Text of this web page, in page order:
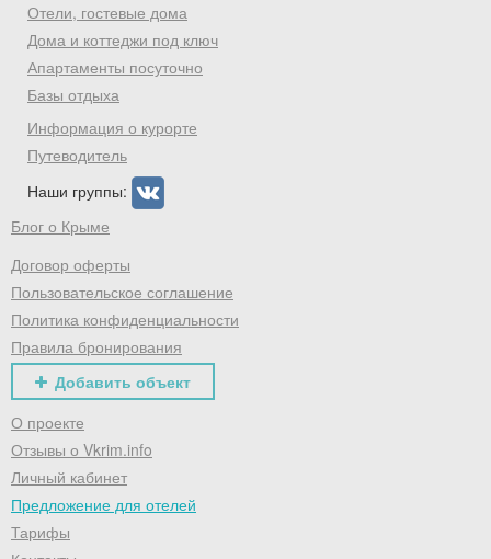
Отели, гостевые дома
Дома и коттеджи под ключ
Апартаменты посуточно
Базы отдыха
Информация о курорте
Путеводитель
Наши группы:
Блог о Крыме
Договор оферты
Пользовательское соглашение
Политика конфиденциальности
Правила бронирования
Добавить объект
О проекте
Отзывы о Vkrim.info
Личный кабинет
Предложение для отелей
Тарифы
Скидка −5%
Хочешь дешевле? Оставь почту и получи
промокод на первое бронирование!